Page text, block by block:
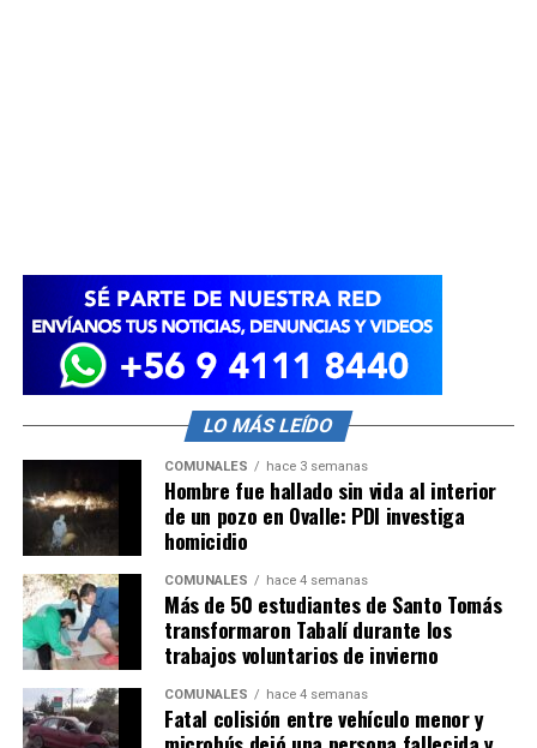
LO MÁS LEÍDO
COMUNALES hace 3 semanas
Hombre fue hallado sin vida al interior
de un pozo en Ovalle: PDI investiga
homicidio
COMUNALES hace 4 semanas
Más de 50 estudiantes de Santo Tomás
transformaron Tabalí durante los
trabajos voluntarios de invierno
COMUNALES hace 4 semanas
Fatal colisión entre vehículo menor y